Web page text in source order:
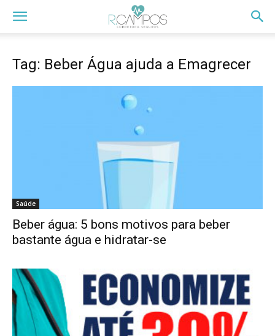
Tag: Beber Água ajuda a Emagrecer
Saúde
Beber água: 5 bons motivos para beber
bastante água e hidratar-se